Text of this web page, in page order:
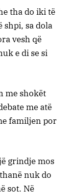
tha do iki të
shpi, sa dola
vesh që
e di se si
me shokët
me atë
familjen por
grindje mos
nuk do
sot. Në